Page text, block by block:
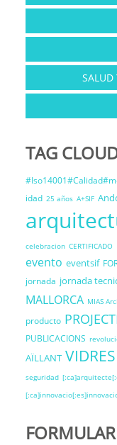
SALUD
TAG
idad 25 años A+SIF
celebracion CERTIFICADO
evento eventsif
jornada jornada
MALLORCA MIAS
producto
PUBLICACIONS
AÏLLANT
seguridad